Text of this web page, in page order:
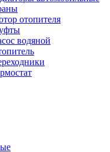
отопителя
водяной